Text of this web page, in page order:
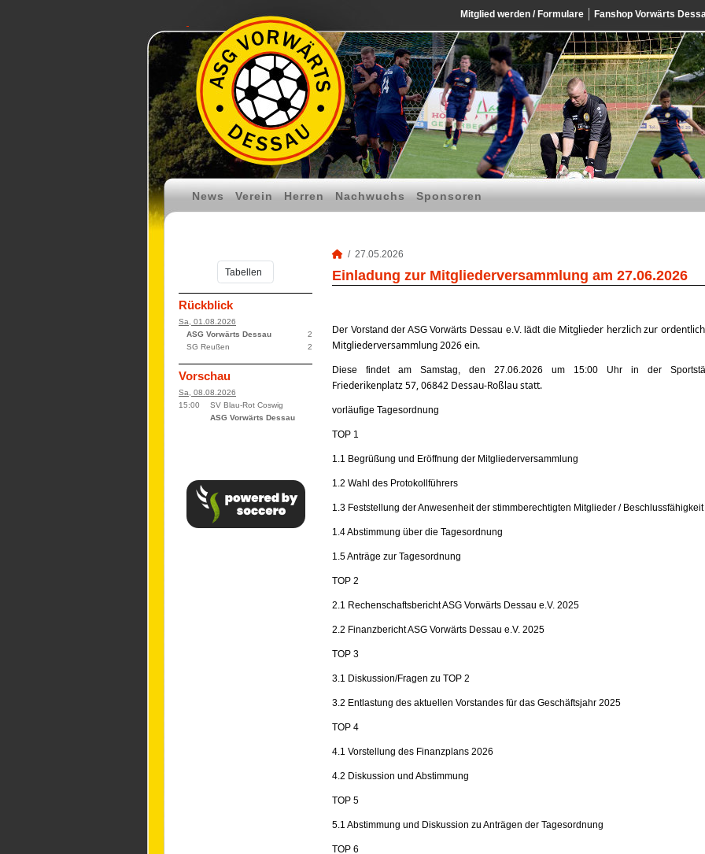
Mitglied werden / Formulare Fanshop Vorwärts
News Verein Herren Nachwuchs Sponsoren
Rückblick
Sa, 01.08.2026
ASG Vorwärts Dessau
2
SG Reußen
2
Vorschau
Sa, 08.08.2026
15:00
SV Blau-Rot Coswig
ASG Vorwärts Dessau
27.05.2026
Einladung zur Mitgliederversammlung am 27.06.2026
Der Vorstand der ASG Vorwärts Dessau e.V. lädt die Mitglieder herzlich zur
Mitgliederversammlung 2026 ein.
Diese findet am Samstag, den 27.06.2026 um 15:00 Uhr in der
Friederikenplatz 57, 06842 Dessau-Roßlau statt.
vorläufige Tagesordnung
TOP 1
1.1 Begrüßung und Eröffnung der Mitgliederversammlung
1.2 Wahl des Protokollführers
1.3 Feststellung der Anwesenheit der stimmberechtigten Mitglieder / Beschlussfähigkeit
1.4 Abstimmung über die Tagesordnung
1.5 Anträge zur Tagesordnung
TOP 2
2.1 Rechenschaftsbericht ASG Vorwärts Dessau e.V. 2025
2.2 Finanzbericht ASG Vorwärts Dessau e.V. 2025
TOP 3
3.1 Diskussion/Fragen zu TOP 2
3.2 Entlastung des aktuellen Vorstandes für das Geschäftsjahr 2025
TOP 4
4.1 Vorstellung des Finanzplans 2026
4.2 Diskussion und Abstimmung
TOP 5
5.1 Abstimmung und Diskussion zu Anträgen der Tagesordnung
TOP 6